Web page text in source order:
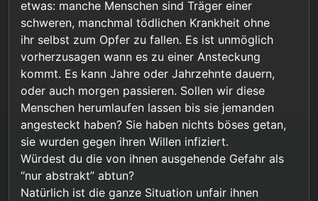
etwas: manche Menschen sind Träger einer
schweren, manchmal tödlichen Krankheit ohne
ihr selbst zum Opfer zu fallen. Es ist unmöglich
vorherzusagen wann es zu einer Ansteckung
kommt. Es kann Jahre oder Jahrzehnte dauern,
oder auch morgen passieren. Sollen wir diese
Menschen herumlaufen lassen bis sie jemanden
angesteckt haben? Sie haben nichts böses getan,
sie wurden gegen ihren Willen infiziert.
Würdest du die von ihnen ausgehende Gefahr als
“nur abstrakt” abtun?
Natürlich ist die ganze Situation unfair ihnen